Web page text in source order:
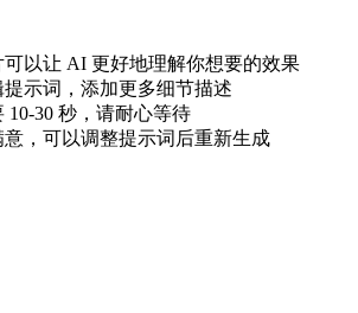
可以让 AI 更好地理解你想要的效果
示词，添加更多细节描述
10-30 秒，请耐心等待
，可以调整提示词后重新生成